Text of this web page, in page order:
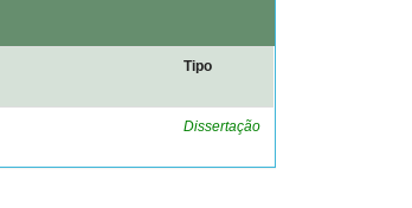
Tipo
Dissertação